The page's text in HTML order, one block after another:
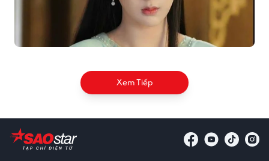
Xem Tiếp